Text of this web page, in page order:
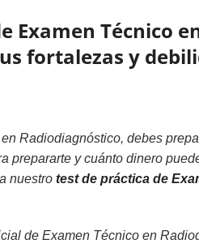
Examen Técnico
fortalezas y
Radiodiagnóstico, debes
prepararte y cuánto dinero
nuestro test de práctica de
de Examen Técnico en